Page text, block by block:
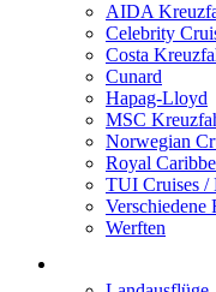
AIDA
Celebrity
Costa
Cunard
Hapag-Lloyd
MSC
Norwegian
Royal
TUI Cruises /
Verschiedene
Werften